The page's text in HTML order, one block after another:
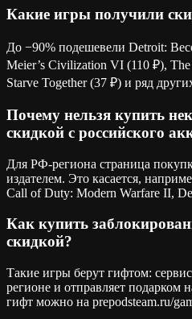
Какие игры получили
До −90% подешевели Detroit:
Meier’s Civilization VI (110 ₽),
Starve Together (37 ₽) и ряд
Почему нельзя купить
скидкой с российского
Для РФ-региона страница
издателем. Это касается,
Call of Duty: Modern Warfare II,
Как купить
скидкой?
Такие игры берут гифтом:
регионе и отправляет подарком
гифт можно на prepodsteam.ru/